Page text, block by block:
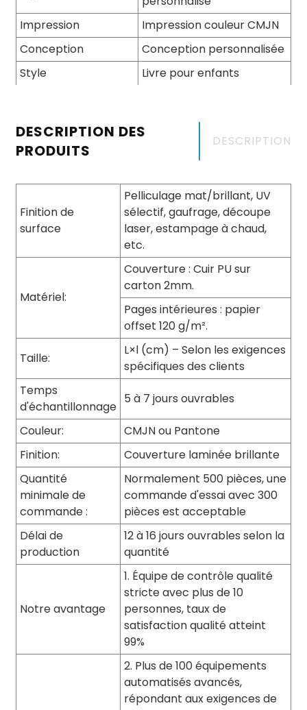
Impression
Impression couleur CMJN
Conception
Conception personnalisée
Style
Livre pour enfants
DESCRIPTION DES
PRODUITS
DESCRIPTION
Finition de
surface
Pelliculage mat/brillant, UV
sélectif, gaufrage, découpe
laser, estampage à chaud,
etc.
Matériel:
Couverture : Cuir PU sur
carton 2mm.
Pages intérieures : papier
offset 120 g/m².
Taille:
L×l (cm) – Selon les exigences
spécifiques des clients
Temps
d'échantillonnage
5 à 7 jours ouvrables
Couleur:
CMJN ou Pantone
Finition:
Couverture laminée brillante
Quantité
minimale de
commande :
Normalement 500 pièces, une
commande d'essai avec 300
pièces est acceptable
Délai de
production
12 à 16 jours ouvrables selon la
quantité
Notre avantage
1. Équipe de contrôle qualité
stricte avec plus de 10
personnes, taux de
satisfaction qualité atteint
99%
2. Plus de 100 équipements
automatisés avancés,
répondant aux exigences de